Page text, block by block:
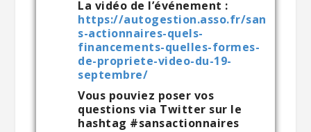
La vidéo de l’événement :
https://autogestion.asso.fr/san
s-actionnaires-quels-
financements-quelles-formes-
de-propriete-video-du-19-
septembre/
Vous pouviez poser vos
questions via Twitter sur le
hashtag #sansactionnaires